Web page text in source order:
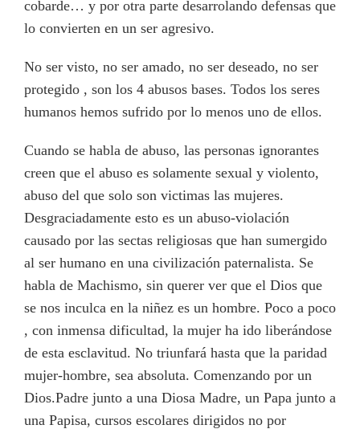
cobarde… y por otra parte desarrolando defensas que
lo convierten en un ser agresivo.
No ser visto, no ser amado, no ser deseado, no ser
protegido , son los 4 abusos bases. Todos los seres
humanos hemos sufrido por lo menos uno de ellos.
Cuando se habla de abuso, las personas ignorantes
creen que el abuso es solamente sexual y violento,
abuso del que solo son victimas las mujeres.
Desgraciadamente esto es un abuso-violación
causado por las sectas religiosas que han sumergido
al ser humano en una civilización paternalista. Se
habla de Machismo, sin querer ver que el Dios que
se nos inculca en la niñez es un hombre. Poco a poco
, con inmensa dificultad, la mujer ha ido liberándose
de esta esclavitud. No triunfará hasta que la paridad
mujer-hombre, sea absoluta. Comenzando por un
Dios.Padre junto a una Diosa Madre, un Papa junto a
una Papisa, cursos escolares dirigidos no por